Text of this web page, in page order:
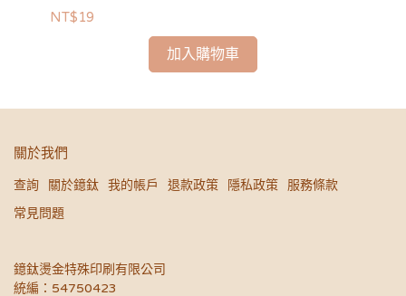
NT$19
加入購物車
關於我們
查詢 關於鐿鈦 我的帳戶 退款政策 隱私政策
服務條款
常見問題
鐿鈦燙金特殊印刷有限公司
統編：54750423